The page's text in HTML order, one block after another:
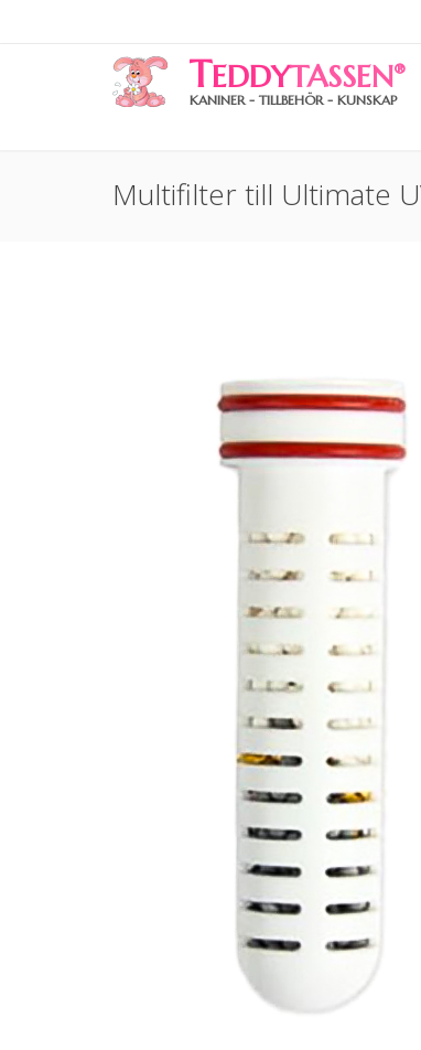
TEDDYTASSEN®
KANINER - TILLBEHÖR - KUNSKAP
Multifilter till Ultimate